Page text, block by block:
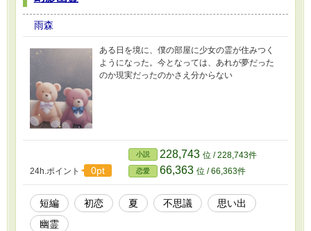
雨森
ある日を境に、僕の部屋に少女の霊が住みつく
ようになった。今となっては、あれが夢だった
のか現実だったのかさえ分からない
24h.ポイント 0pt
小説 228,743 位 / 228,743件
恋愛 66,363 位 / 66,363件
短編 初恋 夏 不思議
思い出
幽霊